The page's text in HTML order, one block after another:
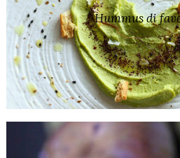
Hummus di